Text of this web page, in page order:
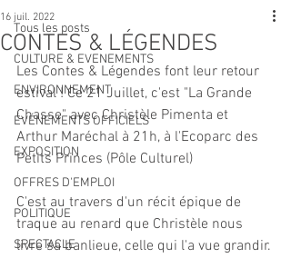
Tous les posts
CULTURE & EVENEMENTS
ENVIRONNEMENT
ÉVÉNEMENTS OFFICIELS
EXPOSITION
OFFRES D'EMPLOI
POLITIQUE
SPECTACLE
CONTES & LÉGENDES
16 juil. 2022
Les Contes & Légendes font leur retour
estival ! Ce 21 Juillet, c'est "La Grande
Chasse" avec Christèle Pimenta et
Arthur Maréchal à 21h, à l'Ecoparc des
Petits Princes (Pôle Culturel)
C'est au travers d'un récit épique de
traque au renard que Christèle nous
livre sa banlieue, celle qui l'a vue grandir.